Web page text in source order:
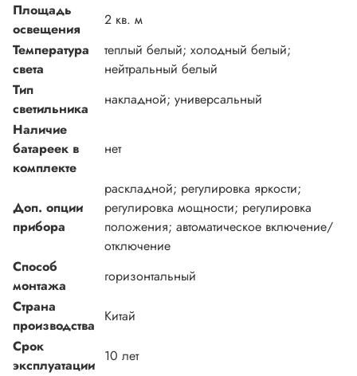
Площадь
освещения
2 кв. м
Температура
света
теплый белый; холодный белый;
нейтральный белый
Тип
светильника
накладной; универсальный
Наличие
батареек в
комплекте
нет
Доп. опции
прибора
раскладной; регулировка яркости;
регулировка мощности; регулировка
положения; автоматическое включение/
отключение
Способ
монтажа
горизонтальный
Страна
производства
Китай
Срок
эксплуатации
10 лет